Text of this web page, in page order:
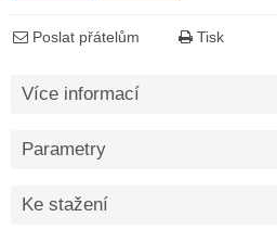
Poslat přátelům Tisk
Více informací
Parametry
Ke stažení